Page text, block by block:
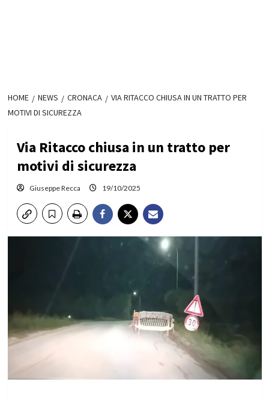
HOME NEWS CRONACA
VIA RITACCO CHIUSA IN UN TRATTO PER
MOTIVI DI SICUREZZA
Via Ritacco chiusa in un tratto per
motivi di sicurezza
Giuseppe Recca 19/10/2025